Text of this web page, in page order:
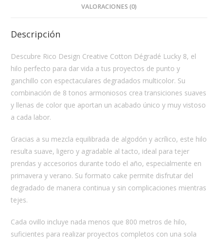
VALORACIONES (0)
Descripción
Descubre Rico Design Creative Cotton Dégradé Lucky 8, el
hilo perfecto para dar vida a tus proyectos de punto y
ganchillo con espectaculares degradados multicolor. Su
combinación de 8 tonos armoniosos crea transiciones suaves
y llenas de color que aportan un acabado único y muy vistoso
a cada labor.
Gracias a su mezcla equilibrada de algodón y acrílico, este hilo
resulta suave, ligero y agradable al tacto, ideal para tejer
prendas y accesorios durante todo el año, especialmente en
primavera y verano. Su formato cake permite disfrutar del
degradado de manera continua y sin complicaciones mientras
tejes.
Cada ovillo incluye nada menos que 800 metros de hilo,
suficientes para realizar proyectos completos con una sola